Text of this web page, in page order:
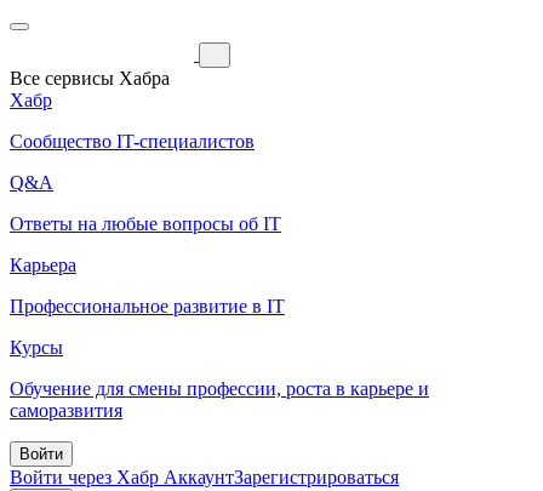
Все сервисы Хабра
Хабр
Сообщество IT-специалистов
Q&A
Ответы на любые вопросы об IT
Карьера
Профессиональное развитие в IT
Курсы
Обучение для смены профессии, роста в карьере и
саморазвития
Войти
Войти через Хабр АккаунтЗарегистрироваться